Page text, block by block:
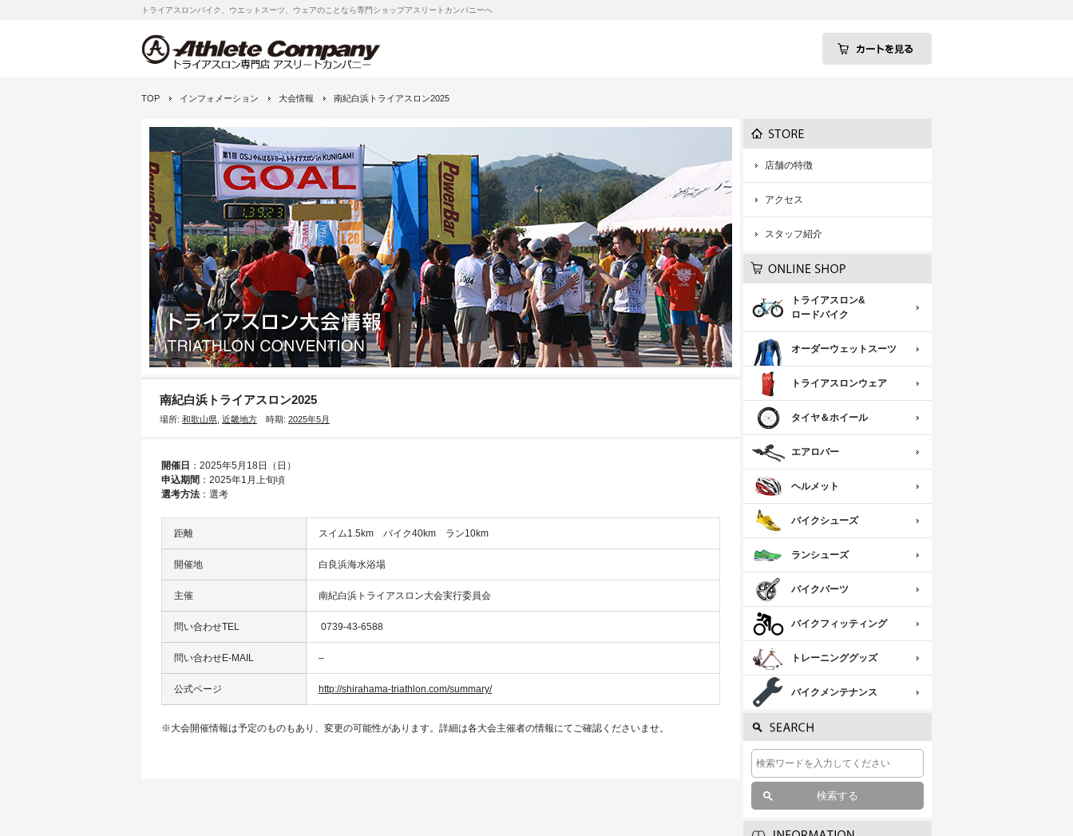
トライアスロンバイク、ウエットスーツ、ウェアのことなら専門ショップアスリートカンパニーへ
TOP インフォメーション 大会情報 南紀白浜トライアスロン2025
南紀白浜トライアスロン2025
場所: 和歌山県 近畿地方 時期: 2025年5月
開催日 ：2025年5月18日（日）
申込期間 ：2025年1月上旬頃
選考方法 ：選考
距離 スイム1.5km バイク40km ラン10km
開催地 白良浜海水浴場
主催 南紀白浜トライアスロン大会実行委員会
問い合わせTEL 0739-43-6588
問い合わせE-MAIL –
公式ページ http://shirahama-triathlon.com/summary/
※大会開催情報は予定のものもあり、変更の可能性があります。詳細は各大会主催者の情報にてご確認くださいませ。
店舗の特徴
アクセス
スタッフ紹介
トライアスロン&
ロードバイク
オーダーウェットスーツ
トライアスロンウェア
タイヤ＆ホイール
エアロバー
ヘルメット
バイクシューズ
ランシューズ
バイクパーツ
バイクフィッティング
トレーニンググッズ
バイクメンテナンス